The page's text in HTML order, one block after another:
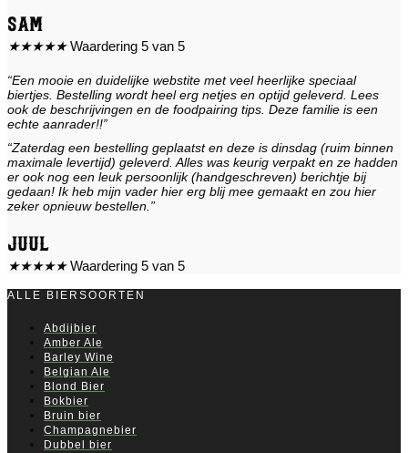
Sam
★★★★★ Waardering 5 van 5
“Een mooie en duidelijke webstite met veel heerlijke speciaal
biertjes. Bestelling wordt heel erg netjes en optijd geleverd. Lees
ook de beschrijvingen en de foodpairing tips. Deze familie is een
echte aanrader!!”
“Zaterdag een bestelling geplaatst en deze is dinsdag (ruim binnen
maximale levertijd) geleverd. Alles was keurig verpakt en ze hadden
er ook nog een leuk persoonlijk (handgeschreven) berichtje bij
gedaan! Ik heb mijn vader hier erg blij mee gemaakt en zou hier
zeker opnieuw bestellen.”
Juul
★★★★★ Waardering 5 van 5
ALLE BIERSOORTEN
Abdijbier
Amber Ale
Barley Wine
Belgian Ale
Blond Bier
Bokbier
Bruin bier
Champagnebier
Dubbel bier